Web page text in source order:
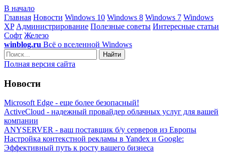
В начало
Главная Новости Windows 10 Windows 8 Windows 7 Windows
XP Администрирование Полезные советы Интересные статьи
Софт Железо
winblog.ru Всё о вселенной Windows
Найти
Полная версия сайта
Новости
Microsoft Edge - еще более безопасный!
ActiveCloud - надежный провайдер облачных услуг для вашей
компании
ANYSERVER - ваш поставщик б/у серверов из Европы
Настройка контекстной рекламы в Yandex и Google:
Эффективный путь к росту вашего бизнеса